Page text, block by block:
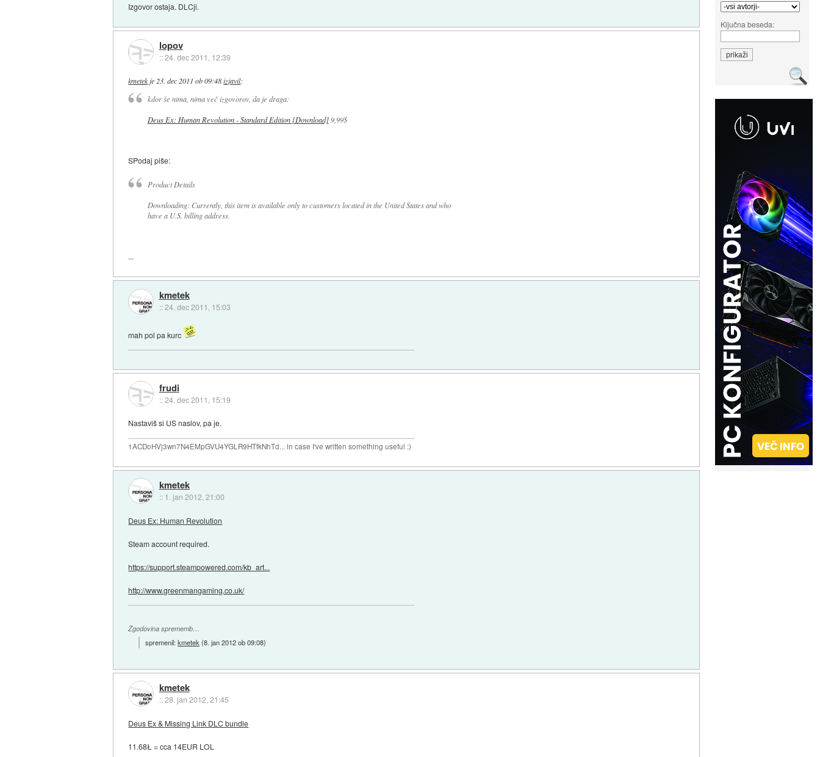
Ključna beseda:
Izgovor ostaja. DLCji.
lopov
::24. dec 2011, 12:39
kmetekje 23. dec 2011 ob 09:48 izjavil:
kdor še nima, nima več izgovorov, da je draga:
Deus Ex: Human Revolution - Standard Edition [Download]9,99$
SPodaj piše:
Product Details
Downloading: Currently, this item is available only to customers located in the United States and who
have a U.S. billing address.
...
kmetek
::24. dec 2011, 15:03
mah pol pa kurc
frudi
::24. dec 2011, 15:19
Nastaviš si US naslov, pa je.
1ACDoHVj3wn7N4EMpGVU4YGLR9HTfkNhTd... in case I've written something useful :)
kmetek
:: 1. jan 2012, 21:00
Deus Ex: Human Revolution
Steam account required.
https://support.steampowered.com/kb_art...
http://www.greenmangaming.co.uk/
Zgodovina sprememb…
spremenil:kmetek(8. jan 2012 ob 09:08)
kmetek
::28. jan 2012, 21:45
Deus Ex & Missing Link DLC bundle
11.68Ł = cca 14EUR LOL